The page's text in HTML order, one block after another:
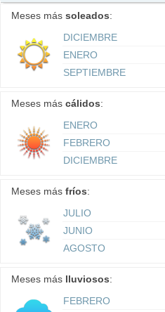
Meses más soleados:
DICIEMBRE
ENERO
SEPTIEMBRE
Meses más cálidos:
ENERO
FEBRERO
DICIEMBRE
Meses más fríos:
JULIO
JUNIO
AGOSTO
Meses más lluviosos:
FEBRERO